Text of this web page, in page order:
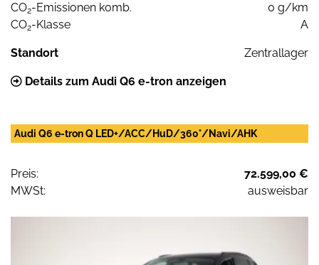
CO2-Emissionen komb.
0 g/km
CO2-Klasse A
Standort Zentrallager
Details zum Audi Q6 e-tron anzeigen
Audi Q6 e-tron Q LED+/ACC/HuD/360°/Navi/AHK
Preis:
72.599,00 €
MWSt:
ausweisbar